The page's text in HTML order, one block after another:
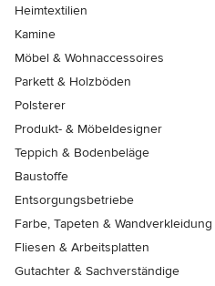
Heimtextilien
Kamine
Möbel & Wohnaccessoires
Parkett & Holzböden
Polsterer
Produkt- & Möbeldesigner
Teppich & Bodenbeläge
Baustoffe
Entsorgungsbetriebe
Farbe, Tapeten & Wandverkleidung
Fliesen & Arbeitsplatten
Gutachter & Sachverständige